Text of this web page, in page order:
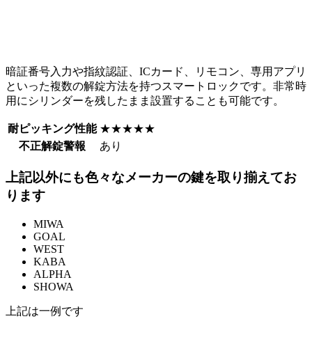
暗証番号入力や指紋認証、ICカード、リモコン、専用アプリ
といった複数の解錠方法を持つスマートロックです。非常時
用にシリンダーを残したまま設置することも可能です。
耐ピッキング性能 ★★★★★
不正解錠警報
あり
上記以外にも色々なメーカーの鍵を取り揃えてお
ります
MIWA
GOAL
WEST
KABA
ALPHA
SHOWA
上記は一例です